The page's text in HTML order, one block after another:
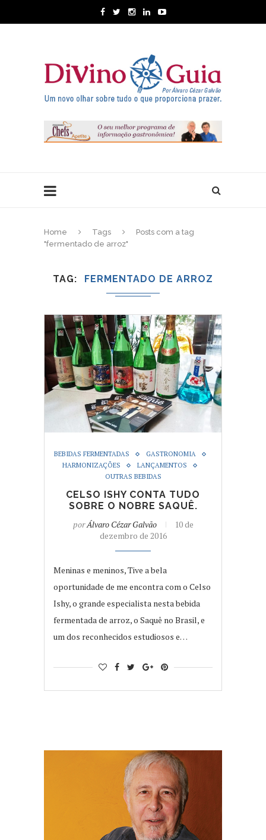
Home Tags
Posts com a tag
"fermentado de arroz"
TAG FERMENTADO DE ARROZ
BEBIDAS FERMENTADAS
GASTRONOMIA
HARMONIZAÇÕES
LANÇAMENTOS
OUTRAS BEBIDAS
CELSO ISHY CONTA TUDO
SOBRE O NOBRE SAQUÊ.
porÁlvaro Cézar Galvão
10 de
dezembro de 2016
Meninas e meninos, Tive a bela
oportunidade de me encontra com o Celso
Ishy, o grande especialista nesta bebida
fermentada de arroz, o Saquê no Brasil, e
um dos reconhecidos estudiosos e…